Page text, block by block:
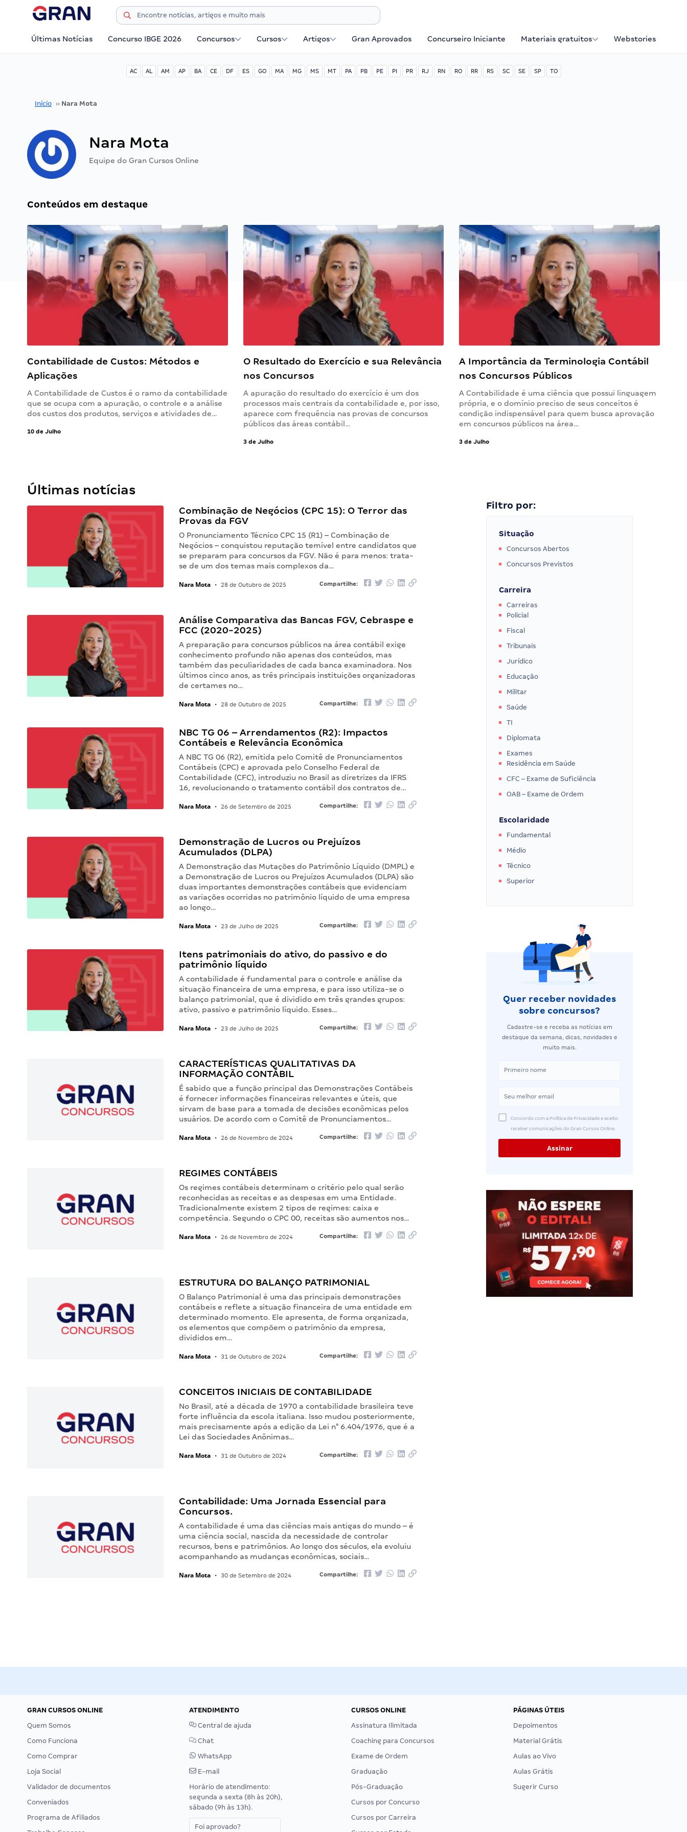
Últimas Notícias Concurso IBGE 2026 Concursos Cursos Artigos Gran Aprovados Concurseiro Iniciante Materiais gratuitos Webstories
AC AL AM AP BA CE DF ES GO MA MG MS MT PA PB PE PI PR RJ RN RO RR RS SC SE SP TO
Início ›› Nara Mota
Nara Mota
Equipe do Gran Cursos Online
Conteúdos em destaque
Contabilidade de Custos: Métodos e
Aplicações
A Contabilidade de Custos é o ramo da contabilidade
que se ocupa com a apuração, o controle e a análise
dos custos dos produtos, serviços e atividades de…
10 de Julho
O Resultado do Exercício e sua Relevância
nos Concursos
A apuração do resultado do exercício é um dos
processos mais centrais da contabilidade e, por isso,
aparece com frequência nas provas de concursos
públicos das áreas contábil…
3 de Julho
A Importância da Terminologia Contábil
nos Concursos Públicos
A Contabilidade é uma ciência que possui linguagem
própria, e o domínio preciso de seus conceitos é
condição indispensável para quem busca aprovação
em concursos públicos na área…
3 de Julho
Últimas notícias
Combinação de Negócios (CPC 15): O Terror das
Provas da FGV
O Pronunciamento Técnico CPC 15 (R1) – Combinação de
Negócios – conquistou reputação temível entre candidatos que
se preparam para concursos da FGV. Não é para menos: trata-
se de um dos temas mais complexos da…
Nara Mota • 28 de Outubro de 2025 Compartilhe:
Análise Comparativa das Bancas FGV, Cebraspe e
FCC (2020-2025)
A preparação para concursos públicos na área contábil exige
conhecimento profundo não apenas dos conteúdos, mas
também das peculiaridades de cada banca examinadora. Nos
últimos cinco anos, as três principais instituições organizadoras
de certames no…
Nara Mota • 28 de Outubro de 2025 Compartilhe:
NBC TG 06 – Arrendamentos (R2): Impactos
Contábeis e Relevância Econômica
A NBC TG 06 (R2), emitida pelo Comitê de Pronunciamentos
Contábeis (CPC) e aprovada pelo Conselho Federal de
Contabilidade (CFC), introduziu no Brasil as diretrizes da IFRS
16, revolucionando o tratamento contábil dos contratos de…
Nara Mota • 26 de Setembro de 2025 Compartilhe:
Demonstração de Lucros ou Prejuízos
Acumulados (DLPA)
A Demonstração das Mutações do Patrimônio Líquido (DMPL) e
a Demonstração de Lucros ou Prejuízos Acumulados (DLPA) são
duas importantes demonstrações contábeis que evidenciam
as variações ocorridas no patrimônio líquido de uma empresa
ao longo…
Nara Mota • 23 de Julho de 2025 Compartilhe:
Itens patrimoniais do ativo, do passivo e do
patrimônio líquido
A contabilidade é fundamental para o controle e análise da
situação financeira de uma empresa, e para isso utiliza-se o
balanço patrimonial, que é dividido em três grandes grupos:
ativo, passivo e patrimônio líquido. Esses…
Nara Mota • 23 de Julho de 2025 Compartilhe:
CARACTERÍSTICAS QUALITATIVAS DA
INFORMAÇÃO CONTÁBIL
É sabido que a função principal das Demonstrações Contábeis
é fornecer informações financeiras relevantes e úteis, que
sirvam de base para a tomada de decisões econômicas pelos
usuários. De acordo com o Comitê de Pronunciamentos…
Nara Mota • 26 de Novembro de 2024 Compartilhe:
REGIMES CONTÁBEIS
Os regimes contábeis determinam o critério pelo qual serão
reconhecidas as receitas e as despesas em uma Entidade.
Tradicionalmente existem 2 tipos de regimes: caixa e
competência. Segundo o CPC 00, receitas são aumentos nos…
Nara Mota • 26 de Novembro de 2024 Compartilhe:
ESTRUTURA DO BALANÇO PATRIMONIAL
O Balanço Patrimonial é uma das principais demonstrações
contábeis e reflete a situação financeira de uma entidade em
determinado momento. Ele apresenta, de forma organizada,
os elementos que compõem o patrimônio da empresa,
divididos em…
Nara Mota • 31 de Outubro de 2024 Compartilhe:
CONCEITOS INICIAIS DE CONTABILIDADE
No Brasil, até a década de 1970 a contabilidade brasileira teve
forte influência da escola italiana. Isso mudou posteriormente,
mais precisamente após a edição da Lei n° 6.404/1976, que é a
Lei das Sociedades Anônimas…
Nara Mota • 31 de Outubro de 2024 Compartilhe:
Contabilidade: Uma Jornada Essencial para
Concursos.
A contabilidade é uma das ciências mais antigas do mundo – é
uma ciência social, nascida da necessidade de controlar
recursos, bens e patrimônios. Ao longo dos séculos, ela evoluiu
acompanhando as mudanças econômicas, sociais…
Nara Mota • 30 de Setembro de 2024 Compartilhe:
Filtro por:
Situação
Concursos Abertos
Concursos Previstos
Carreira
Carreiras
Policial
Fiscal
Tribunais
Jurídico
Educação
Militar
Saúde
TI
Diplomata
Exames
Residência em Saúde
CFC – Exame de Suficiência
OAB – Exame de Ordem
Escolaridade
Fundamental
Médio
Técnico
Superior
Quer receber novidades
sobre concursos?
Cadastre-se e receba as notícias em
destaque da semana, dicas, novidades e
muito mais.
Concordo com a Política de Privacidade e aceito
receber comunicações do Gran Cursos Online.
GRAN CURSOS ONLINE
Quem Somos
Como Funciona
Como Comprar
Loja Social
Validador de documentos
Conveniados
Programa de Afiliados
ATENDIMENTO
Central de ajuda
Chat
WhatsApp
E-mail
Horário de atendimento:
segunda a sexta (8h às 20h),
sábado (9h às 13h).
Foi aprovado?
CURSOS ONLINE
Assinatura Ilimitada
Coaching para Concursos
Exame de Ordem
Graduação
Pós-Graduação
Cursos por Concurso
Cursos por Carreira
PÁGINAS ÚTEIS
Depoimentos
Material Grátis
Aulas ao Vivo
Aulas Grátis
Sugerir Curso